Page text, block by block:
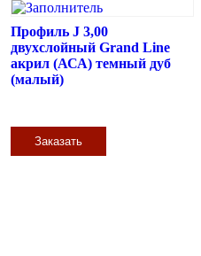
Профиль J 3,00
двухслойный Grand Line
акрил (АСА) темный дуб
(малый)
Заказать